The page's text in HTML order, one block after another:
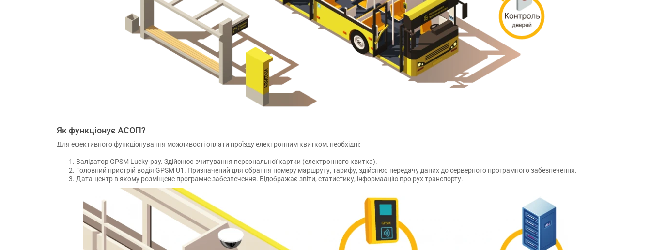
Як функціонує АСОП?
Для ефективного функціонування можливості оплати проїзду електронним квитком, необхідні:
Валідатор GPSM Lucky-pay. Здійснює зчитування персональної картки (електронного квитка).
Головний пристрій водія GPSM U1. Призначений для обрання номеру маршруту, тарифу, здійснює передачу даних до серверного програмного забезпечення.
Дата-центр в якому розміщене програмне забезпечення. Відображає звіти, статистику, інформаацію про рух транспорту.